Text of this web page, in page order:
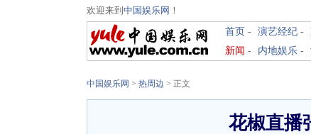
欢迎来到 中国娱乐网 ！
首页 - 演艺经纪 -
新闻 - 内地娱乐 -
中国娱乐网 > 热周边 > 正文
花椒直播